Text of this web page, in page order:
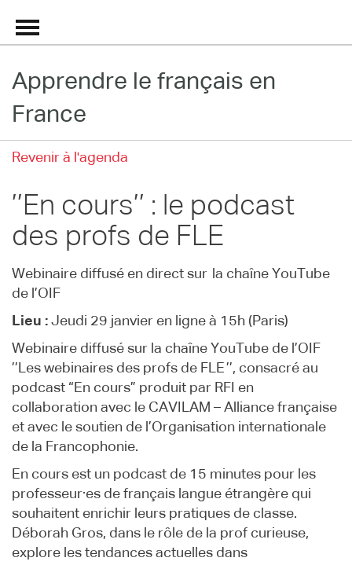
Grand Répertoire
Le français en ligne
Les pages PRO
Apprendre le français en
France
Revenir à l'agenda
’’En cours’’ : le podcast
des profs de FLE
Webinaire diffusé en direct sur la chaîne YouTube
de l’OIF
Lieu : Jeudi 29 janvier en ligne à 15h (Paris)
Webinaire diffusé sur la chaîne YouTube de l’OIF
’’Les webinaires des profs de FLE ’’, consacré au
podcast “En cours” produit par RFI en
collaboration avec le CAVILAM – Alliance française
et avec le soutien de l’Organisation internationale
de la Francophonie.
En cours est un podcast de 15 minutes pour les
professeur·es de français langue étrangère qui
souhaitent enrichir leurs pratiques de classe.
Déborah Gros, dans le rôle de la prof curieuse,
explore les tendances actuelles dans